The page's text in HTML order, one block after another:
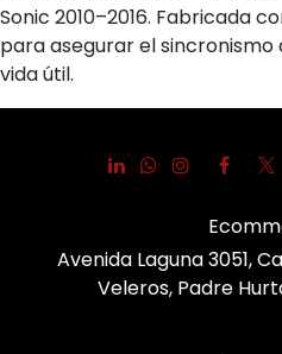
Sonic 2010–2016. Fabricada
para asegurar el
vida útil.
Avenida Laguna 3051,
Veleros, Padre